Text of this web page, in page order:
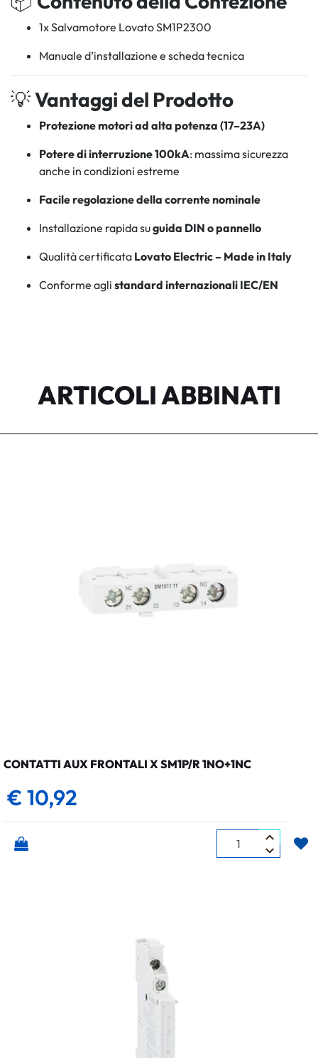
1x Salvamotore Lovato SM1P2300
Manuale d’installazione e scheda tecnica
💡Vantaggi del Prodotto
Protezione motori ad alta potenza (17–23A)
Potere di interruzione 100kA: massima sicurezza
anche in condizioni estreme
Facile regolazione della corrente nominale
Installazione rapida suguida DIN o pannello
Qualità certificata Lovato Electric – Made in Italy
Conforme agli standard internazionali IEC/EN
ARTICOLI ABBINATI
CONTATTI AUX FRONTALI X SM1P/R 1NO+1NC
€ 10,92
Quantità